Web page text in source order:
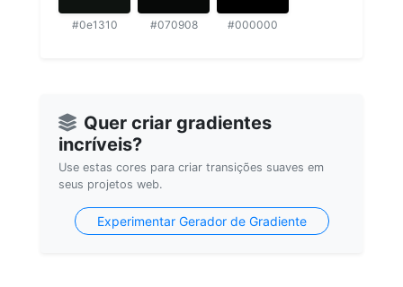
#0e1310 #070908 #000000
Quer criar gradientes
incríveis?
Use estas cores para criar transições suaves em
seus projetos web.
Experimentar Gerador de Gradiente